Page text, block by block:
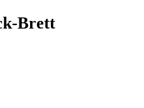
Brett